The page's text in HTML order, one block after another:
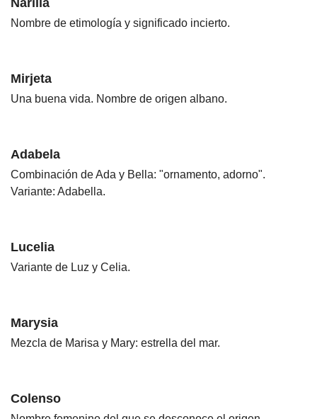
Narilla
Nombre de etimología y significado incierto.
Mirjeta
Una buena vida. Nombre de origen albano.
Adabela
Combinación de Ada y Bella: "ornamento, adorno".
Variante: Adabella.
Lucelia
Variante de Luz y Celia.
Marysia
Mezcla de Marisa y Mary: estrella del mar.
Colenso